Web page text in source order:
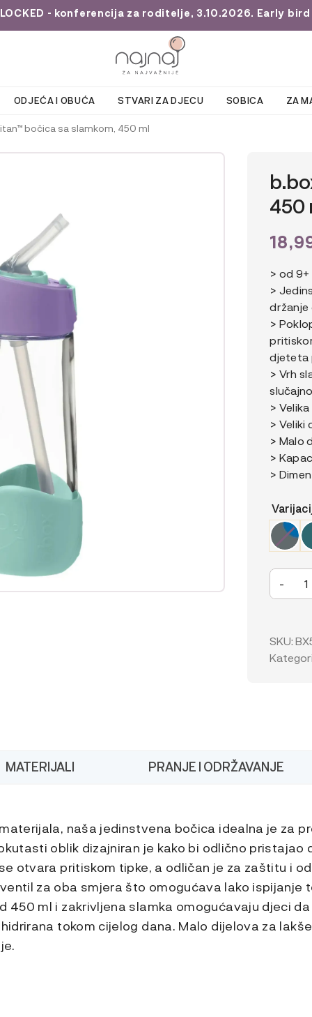
- konferencija za roditelje, 3.10.2026. Early
ODJEĆA I OBUĆA STVARI ZA DJECU SOBICA ZA
bočica sa slamkom, 450 ml
450
> od 9+
>
držanje
>
djeteta
> Vrh
>
> Veliki
> Malo
>
>
b.box
Tritan™
450
ml
-
SKU:
MATERIJALI PRANJE I ODRŽAVANJE
naša jedinstvena bočica idealna je za
oblik dizajniran je kako bi odlično pristajao
otvara pritiskom tipke, a odličan je za zaštitu i
za oba smjera što omogućava lako ispijanje
450 ml i zakrivljena slamka omogućavaju djeci
tokom cijelog dana. Malo dijelova za